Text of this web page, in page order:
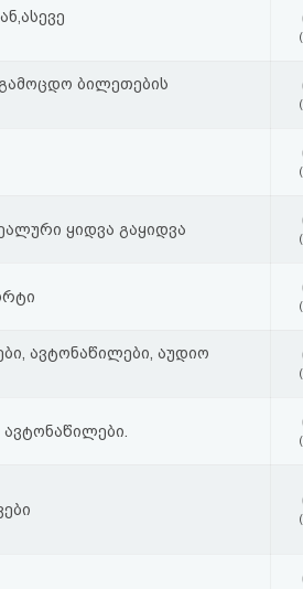
ბილეთების
ყიდვა გაყიდვა
ავტონაწილები, აუდიო